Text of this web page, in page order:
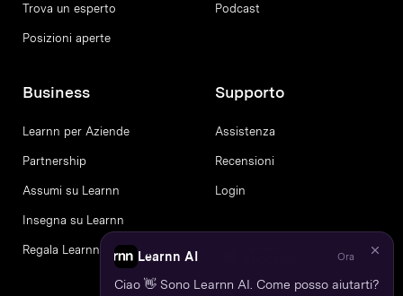
Trova un esperto
Posizioni aperte
Podcast
Business
Learnn per Aziende
Partnership
Assumi su Learnn
Insegna su Learnn
Regala Learnn
Supporto
Assistenza
Recensioni
Login
Learnn AI Ora
Ciao 👋 Sono Learnn AI. Come posso aiutarti?